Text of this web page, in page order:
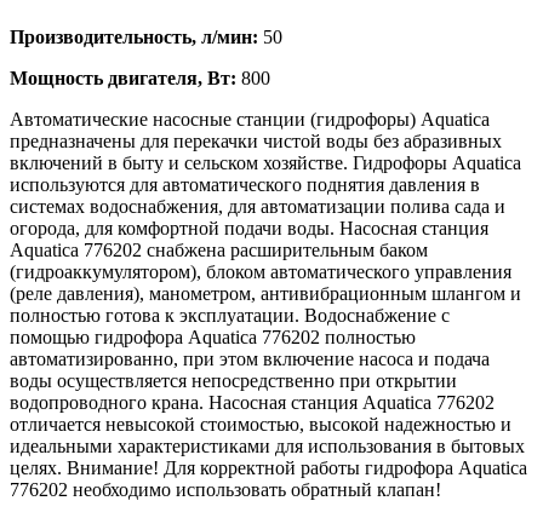
Производительность, л/мин: 50
Мощность двигателя, Вт: 800
Автоматические насосные станции (гидрофоры) Aquatica
предназначены для перекачки чистой воды без абразивных
включений в быту и сельском хозяйстве. Гидрофоры Aquatica
используются для автоматического поднятия давления в
системах водоснабжения, для автоматизации полива сада и
огорода, для комфортной подачи воды. Насосная станция
Aquatica 776202 снабжена расширительным баком
(гидроаккумулятором), блоком автоматического управления
(реле давления), манометром, антивибрационным шлангом и
полностью готова к эксплуатации. Водоснабжение с
помощью гидрофора Aquatica 776202 полностью
автоматизированно, при этом включение насоса и подача
воды осуществляется непосредственно при открытии
водопроводного крана. Насосная станция Aquatica 776202
отличается невысокой стоимостью, высокой надежностью и
идеальными характеристиками для использования в бытовых
целях. Внимание! Для корректной работы гидрофора Aquatica
776202 необходимо использовать обратный клапан!